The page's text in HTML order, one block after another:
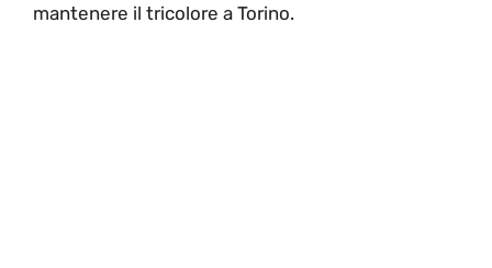
mantenere il tricolore a Torino.